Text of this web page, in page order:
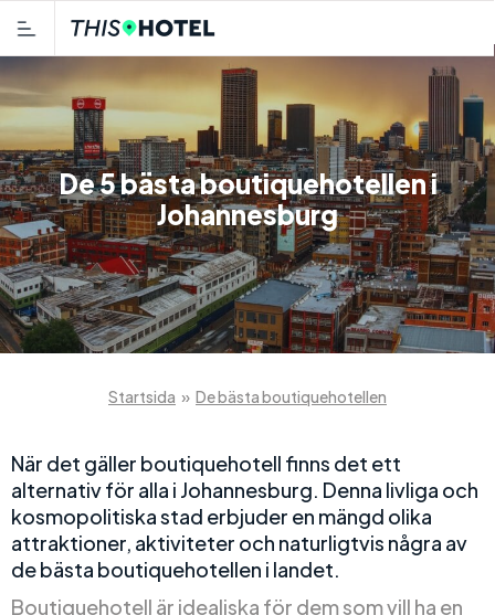
De 5 bästa boutiquehotellen i
Johannesburg
Startsida » De bästa boutiquehotellen
När det gäller boutiquehotell finns det ett
alternativ för alla i Johannesburg. Denna livliga och
kosmopolitiska stad erbjuder en mängd olika
attraktioner, aktiviteter och naturligtvis några av
de bästa boutiquehotellen i landet.
Boutiquehotell är idealiska för dem som vill ha en